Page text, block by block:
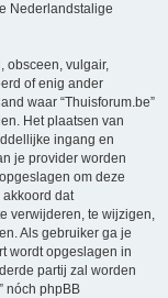
Nederlandstalige
obsceen, vulgair,
of enig ander
waar “Thuisforum.be”
Het plaatsen van
ingang en
je provider worden
om deze
dat
verwijderen, te wijzigen,
Als gebruiker ga je
wordt opgeslagen in
partij zal worden
nóch phpBB